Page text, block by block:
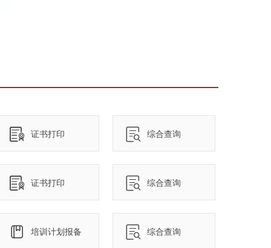
证书打印 综合查询
证书打印 综合查询
培训计划报备 综合查询